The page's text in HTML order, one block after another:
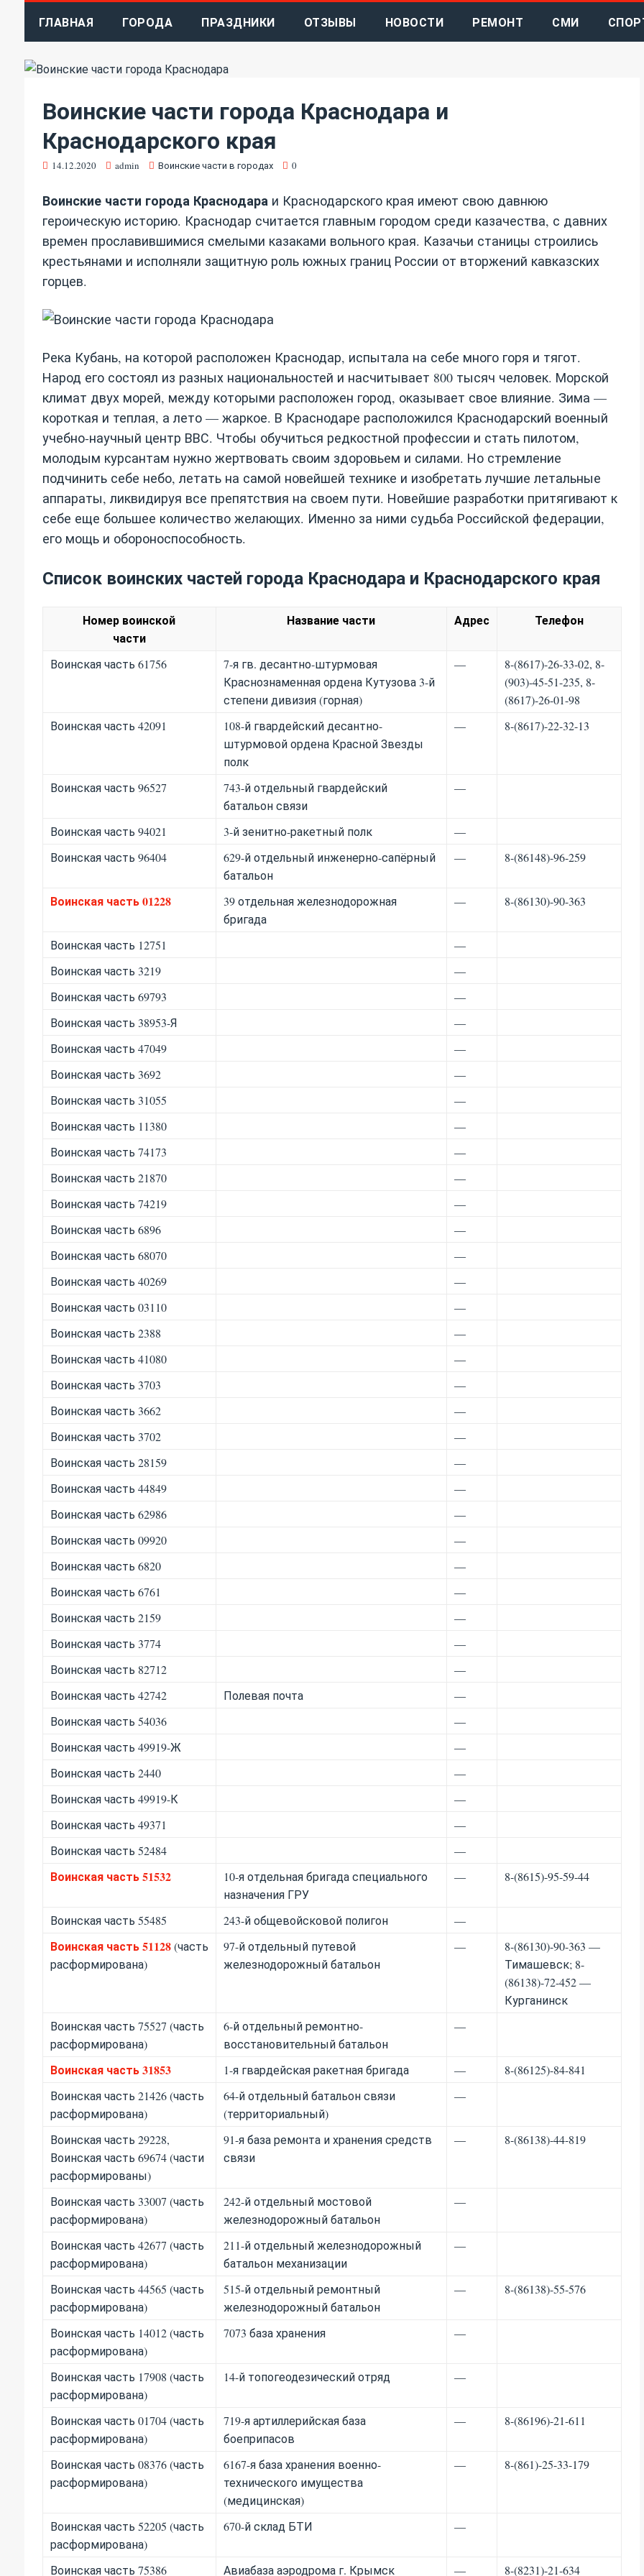
ГЛАВНАЯ ГОРОДА ПРАЗДНИКИ ОТЗЫВЫ НОВОСТИ РЕМОНТ СМИ
Воинские части города Краснодара и
Краснодарского края
14.12.2020 admin Воинские части в городах 0
Воинские части города Краснодараи Краснодарского края имеют свою давнюю
героическую историю. Краснодар считается главным городом среди казачества, с давних
времен прославившимися смелыми казаками вольного края. Казачьи станицы строились
крестьянами и исполняли защитную роль южных границ России от вторжений кавказских
горцев.
Река Кубань, на которой расположен Краснодар, испытала на себе много горя и тягот.
Народ его состоял из разных национальностей и насчитывает 800 тысяч человек. Морской
климат двух морей, между которыми расположен город, оказывает свое влияние. Зима —
короткая и теплая, а лето — жаркое. В Краснодаре расположился Краснодарский военный
учебно-научный центр ВВС. Чтобы обучиться редкостной профессии и стать пилотом,
молодым курсантам нужно жертвовать своим здоровьем и силами. Но стремление
подчинить себе небо, летать на самой новейшей технике и изобретать лучшие летальные
аппараты, ликвидируя все препятствия на своем пути. Новейшие разработки притягивают к
себе еще большее количество желающих. Именно за ними судьба Российской федерации,
его мощь и обороноспособность.
Список воинских частей города Краснодара и Краснодарского края
Номер воинской
части
Название части Адрес Телефон
Воинская часть 61756
7-я гв. десантно-штурмовая
Краснознаменная ордена Кутузова 3-й
степени дивизия (горная)
—
8-(8617)-26-33-02, 8-
(903)-45-51-235, 8-
(8617)-26-01-98
Воинская часть 42091
108-й гвардейский десантно-
штурмовой ордена Красной Звезды
полк
— 8-(8617)-22-32-13
Воинская часть 96527
743-й отдельный гвардейский
батальон связи
—
Воинская часть 94021 3-й зенитно-ракетный полк
—
Воинская часть 96404
629-й отдельный инженерно-сапёрный
батальон
— 8-(86148)-96-259
Воинская часть 01228
39 отдельная железнодорожная
бригада
— 8-(86130)-90-363
Воинская часть 12751
—
Воинская часть 3219
—
Воинская часть 69793
—
Воинская часть 38953-Я
—
Воинская часть 47049
—
Воинская часть 3692
—
Воинская часть 31055
—
Воинская часть 11380
—
Воинская часть 74173
—
Воинская часть 21870
—
Воинская часть 74219
—
Воинская часть 6896
—
Воинская часть 68070
—
Воинская часть 40269
—
Воинская часть 03110
—
Воинская часть 2388
—
Воинская часть 41080
—
Воинская часть 3703
—
Воинская часть 3662
—
Воинская часть 3702
—
Воинская часть 28159
—
Воинская часть 44849
—
Воинская часть 62986
—
Воинская часть 09920
—
Воинская часть 6820
—
Воинская часть 6761
—
Воинская часть 2159
—
Воинская часть 3774
—
Воинская часть 82712
—
Воинская часть 42742
Полевая почта
—
Воинская часть 54036
—
Воинская часть 49919-Ж
—
Воинская часть 2440
—
Воинская часть 49919-К
—
Воинская часть 49371
—
Воинская часть 52484
—
Воинская часть 51532
10-я отдельная бригада специального
назначения ГРУ
— 8-(8615)-95-59-44
Воинская часть 55485 243-й общевойсковой полигон —
Воинская часть 51128(часть
расформирована)
97-й отдельный путевой
железнодорожный батальон
—
8-(86130)-90-363 —
Тимашевск; 8-
(86138)-72-452 —
Курганинск
Воинская часть 75527 (часть
расформирована)
6-й отдельный ремонтно-
восстановительный батальон
—
Воинская часть 31853 1-я гвардейская ракетная бригада —
8-(86125)-84-841
Воинская часть 21426 (часть
расформирована)
64-й отдельный батальон связи
(территориальный)
—
Воинская часть 29228,
Воинская часть 69674 (части
расформированы)
91-я база ремонта и хранения средств
связи
— 8-(86138)-44-819
Воинская часть 33007 (часть
расформирована)
242-й отдельный мостовой
железнодорожный батальон
—
Воинская часть 42677 (часть
расформирована)
211-й отдельный железнодорожный
батальон механизации
—
Воинская часть 44565 (часть
расформирована)
515-й отдельный ремонтный
железнодорожный батальон
— 8-(86138)-55-576
Воинская часть 14012 (часть
расформирована)
7073 база хранения —
Воинская часть 17908 (часть
расформирована)
14-й топогеодезический отряд —
Воинская часть 01704 (часть
расформирована)
719-я артиллерийская база
боеприпасов
— 8-(86196)-21-611
Воинская часть 08376 (часть
расформирована)
6167-я база хранения военно-
технического имущества
(медицинская)
— 8-(861)-25-33-179
Воинская часть 52205 (часть
расформирована)
670-й склад БТИ —
Воинская часть 75386 Авиабаза аэродрома г. Крымск — 8-(8231)-21-634